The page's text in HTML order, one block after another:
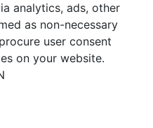
analytics, ads, other
as non-necessary
user consent
on your website.